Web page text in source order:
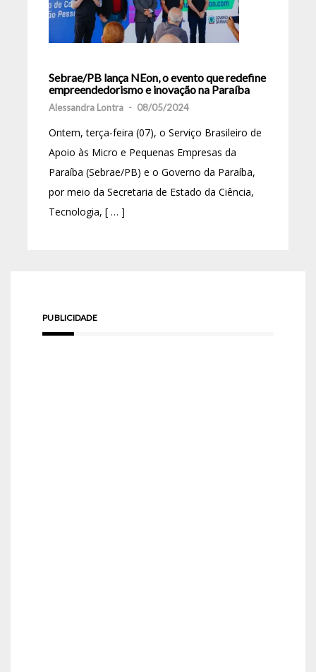
Sebrae/PB lança NEon, o evento que redefine
empreendedorismo e inovação na Paraíba
Alessandra Lontra - 08/05/2024
Ontem, terça-feira (07), o Serviço Brasileiro de
Apoio às Micro e Pequenas Empresas da
Paraíba (Sebrae/PB) e o Governo da Paraíba,
por meio da Secretaria de Estado da Ciência,
Tecnologia, [ … ]
PUBLICIDADE